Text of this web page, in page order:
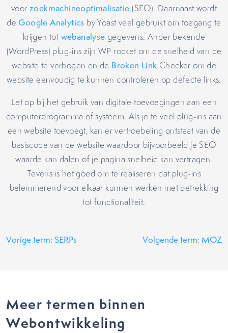
voorzoekmachineoptimalisatie (SEO). Daarnaast wordt
deGoogle Analytics by Yoast veel gebruikt om toegang te
krijgen totwebanalyse gegevens. Ander bekende
(WordPress) plug-ins zijn WP rocket om de snelheid van de
website te verhogen en de Broken Link Checker om de
website eenvoudig te kunnen controleren op defecte links.
Let op bij het gebruik van digitale toevoegingen aan een
computerprogramma of systeem. Als je te veel plug-ins aan
een website toevoegt, kan er vertroebeling ontstaat van de
basiscode van de website waardoor bijvoorbeeld je SEO
waarde kan dalen of je pagina snelheid kan vertragen.
Tevens is het goed om te realiseren dat plug-ins
belemmerend voor elkaar kunnen werken met betrekking
tot functionaliteit.
Vorige term: SERPs Volgende term: MOZ
Meer termen binnen
Webontwikkeling